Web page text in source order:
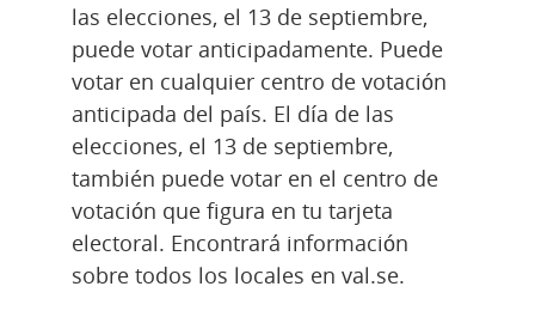
las elecciones, el 13 de septiembre,
puede votar anticipadamente. Puede
votar en cualquier centro de votación
anticipada del país. El día de las
elecciones, el 13 de septiembre,
también puede votar en el centro de
votación que figura en tu tarjeta
electoral. Encontrará información
sobre todos los locales en val.se.